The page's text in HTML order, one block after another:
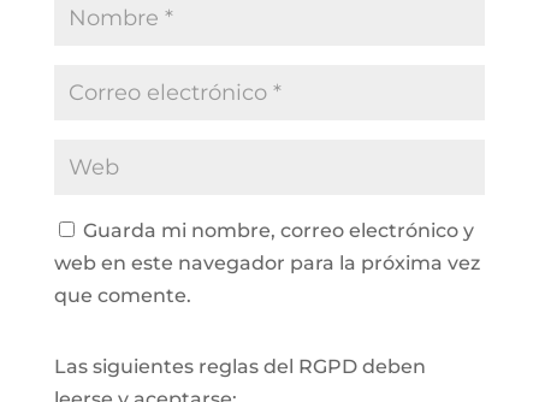
Guarda mi nombre, correo electrónico y
web en este navegador para la próxima vez
que comente.
Las siguientes reglas del RGPD deben